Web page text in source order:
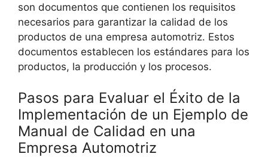
son documentos que contienen los requisitos
necesarios para garantizar la calidad de los
productos de una empresa automotriz. Estos
documentos establecen los estándares para los
productos, la producción y los procesos.
Pasos para Evaluar el Éxito de la
Implementación de un Ejemplo de
Manual de Calidad en una
Empresa Automotriz